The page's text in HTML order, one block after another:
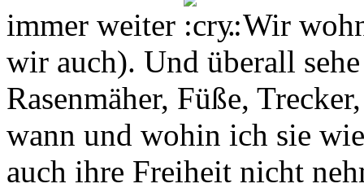
immer weiter
. Wir
wir auch). Und überall
Rasenmäher, Füße,
wann und wohin ich sie
auch ihre Freiheit nicht